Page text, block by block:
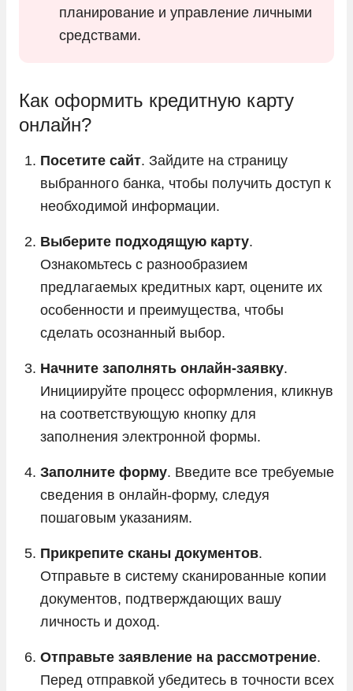
планирование и управление личными
средствами.
Как оформить кредитную карту
онлайн?
Посетите сайт. Зайдите на страницу
выбранного банка, чтобы получить доступ к
необходимой информации.
Выберите подходящую карту.
Ознакомьтесь с разнообразием
предлагаемых кредитных карт, оцените их
особенности и преимущества, чтобы
сделать осознанный выбор.
Начните заполнять онлайн-заявку.
Инициируйте процесс оформления, кликнув
на соответствующую кнопку для
заполнения электронной формы.
Заполните форму. Введите все требуемые
сведения в онлайн-форму, следуя
пошаговым указаниям.
Прикрепите сканы документов.
Отправьте в систему сканированные копии
документов, подтверждающих вашу
личность и доход.
Отправьте заявление на рассмотрение.
Перед отправкой убедитесь в точности всех